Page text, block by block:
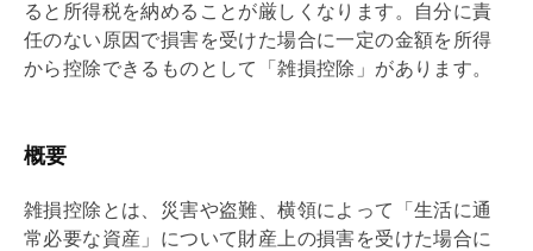
ると所得税を納めることが厳しくなります。自分に責
任のない原因で損害を受けた場合に一定の金額を所得
から控除できるものとして「雑損控除」があります。
概要
雑損控除とは、災害や盗難、横領によって「生活に通
常必要な資産」について財産上の損害を受けた場合に